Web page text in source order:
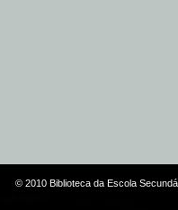
© 2010 Biblioteca da Escola